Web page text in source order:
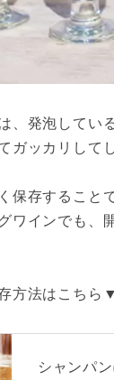
、発泡してい
ガッカリして
保存すること
ワインでも、
方法はこちら▼
シャンパ